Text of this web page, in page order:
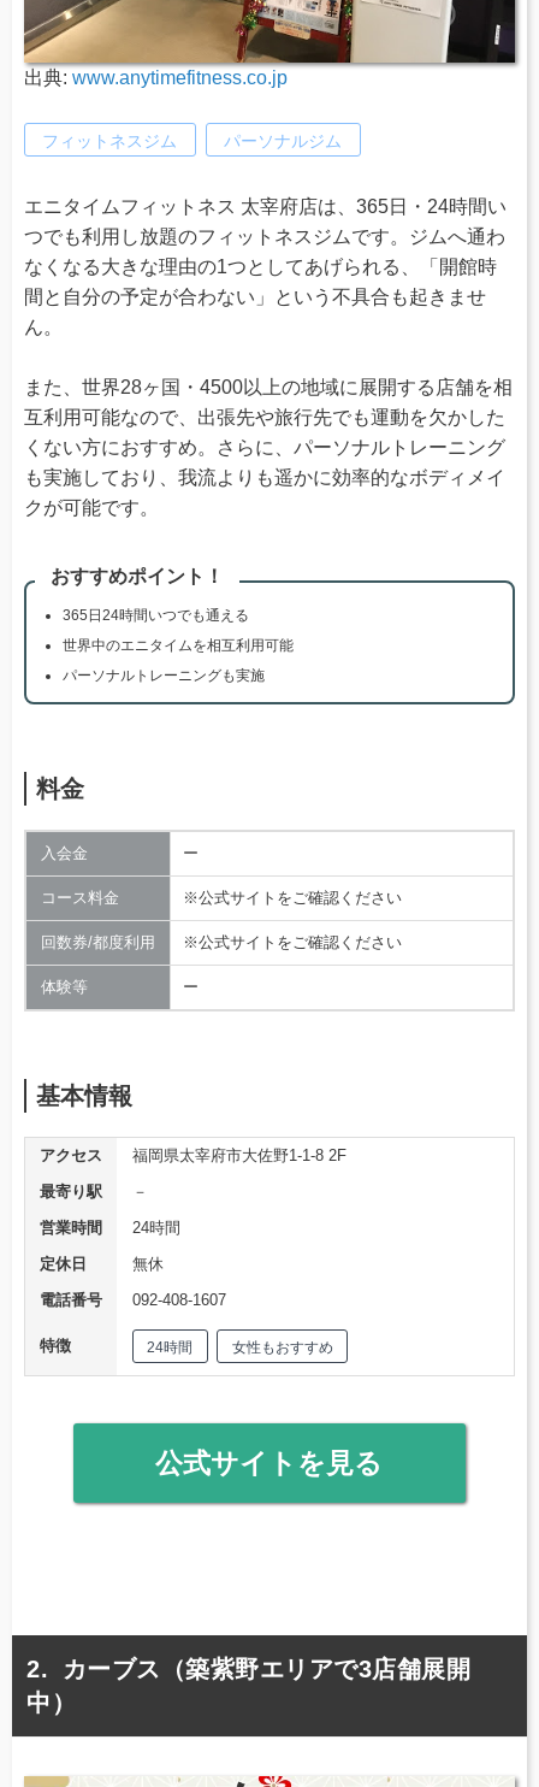
出典: www.anytimefitness.co.jp
フィットネスジム パーソナルジム
エニタイムフィットネス 太宰府店は、365日・24時間い
つでも利用し放題のフィットネスジムです。ジムへ通わ
なくなる大きな理由の1つとしてあげられる、「開館時
間と自分の予定が合わない」という不具合も起きませ
ん。
また、世界28ヶ国・4500以上の地域に展開する店舗を相
互利用可能なので、出張先や旅行先でも運動を欠かした
くない方におすすめ。さらに、パーソナルトレーニング
も実施しており、我流よりも遥かに効率的なボディメイ
クが可能です。
おすすめポイント！
365日24時間いつでも通える
世界中のエニタイムを相互利用可能
パーソナルトレーニングも実施
料金
入会金 ー
コース料金 ※公式サイトをご確認ください
回数券/都度利用 ※公式サイトをご確認ください
体験等 ー
基本情報
アクセス
福岡県太宰府市大佐野1-1-8 2F
最寄り駅
－
営業時間
24時間
定休日
無休
電話番号
092-408-1607
特徴 24時間 女性もおすすめ
公式サイトを見る
カーブス（築紫野エリアで3店舗展開
中）